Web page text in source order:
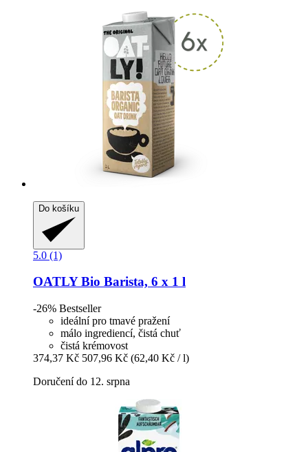
Do košíku
5.0 (1)
OATLYBio Barista, 6 x 1 l
-26% Bestseller
ideální pro tmavé pražení
málo ingrediencí, čistá chuť
čistá krémovost
374,37 Kč 507,96 Kč (62,40 Kč / l)
Doručení do 12. srpna